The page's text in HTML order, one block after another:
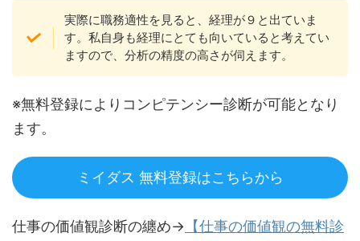
実際に職務適性を見ると、経理が９と出ていま
す。私自身も経理にとても向いていると考えてい
ますので、分析の精度の高さが伺えます。
※無料登録によりコンピテンシー診断が可能となり
ます。
ミイダス 無料登録はこちらから
仕事の価値観診断の纏め→ 【仕事の価値観の無料診